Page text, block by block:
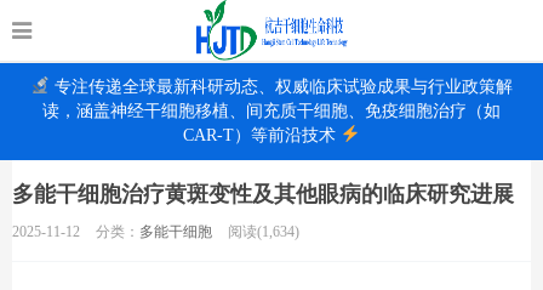
专注传递全球最新科研动态、权威临床试验成果与行业政策解
读，涵盖神经干细胞移植、间充质干细胞、免疫细胞治疗（如
CAR-T）等前沿技术
多能干细胞治疗黄斑变性及其他眼病的临床研究进展
2025-11-12 分类： 多能干细胞 阅读(1,634)